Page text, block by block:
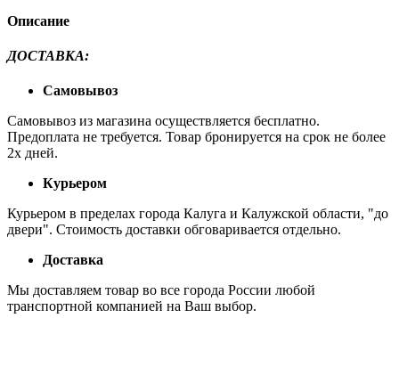
Описание
ДОСТАВКА:
Самовывоз
Самовывоз из магазина осуществляется бесплатно.
Предоплата не требуется. Товар бронируется на срок не более
2х дней.
Курьером
Курьером в пределах города Калуга и Калужской области, "до
двери". Стоимость доставки обговаривается отдельно.
Доставка
Мы доставляем товар во все города России любой
транспортной компанией на Ваш выбор.